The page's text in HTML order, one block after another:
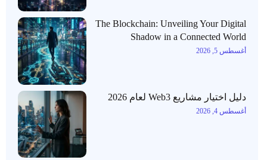
The Blockchain: Unveiling Your Digital
Shadow in a Connected World
أغسطس 5, 2026
دليل اختيار مشاريع Web3 لعام 2026
أغسطس 4, 2026